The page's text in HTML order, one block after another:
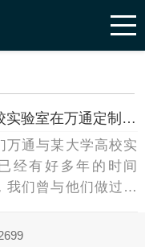
某大学高校实验室在万通定制玻璃钢废气塔和玻璃钢风机
万通与某大学高校实
经有好多年的时间
我们曾与他们做过回
风机？”他们表示主要